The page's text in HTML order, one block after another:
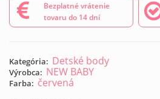
Bezplatné vrátenie
tovaru do 14 dní
Kategória: Detské body
Výrobca: NEW BABY
Farba: červená